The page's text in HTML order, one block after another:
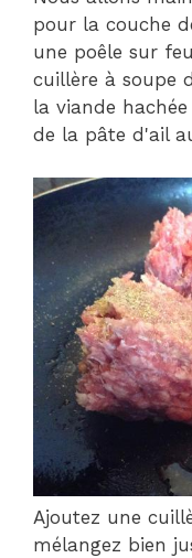
pour la couche
une poêle sur
cuillère à soupe
la viande
de la pâte d'ail
Ajoutez une
mélangez bien